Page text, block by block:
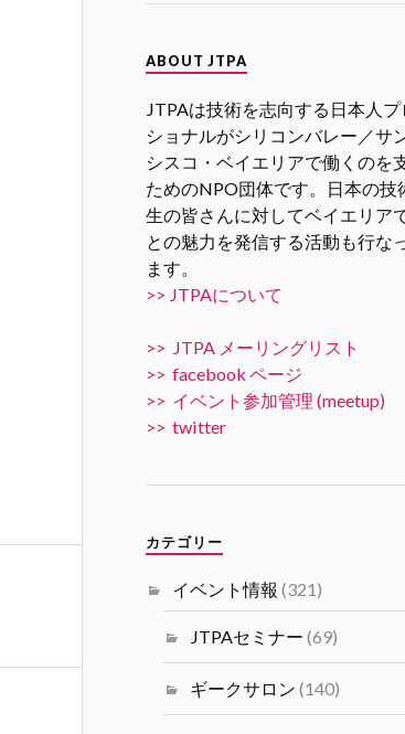
12月9日（月）21:00-
https://forms.gle/
（登録された方にZoom
します）
イベント詳細
https://gakuiryugaku.net/
ミュニティ リツイートさ
JTPA@シリコンバレー発
ニアコミュニティ
11/15 6PM [JTPA SVIF
とSVIF共催の講演＋ネッ
キングイベントです。
#シリコンバレーｘ日本
ー
1 1 Twitter
Load More...
ABOUT JTPA
JTPAは技術を志向する日本人プ
ショナルがシリコンバレー／サ
シスコ・ベイエリアで働くのを
ためのNPO団体です。日本の技
生の皆さんに対してベイエリア
との魅力を発信する活動も行な
ます。
>> JTPAについて
>> JTPA メーリングリスト
>> facebook ページ
>> イベント参加管理 (meetup)
>> twitter
カテゴリー
イベント情報 (321)
JTPAセミナー (69)
ギークサロン (140)